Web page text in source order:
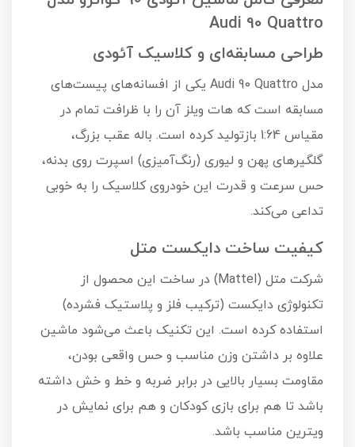
Audi 90 Quattro
طراحی مسابقه‌ای و کلاسیک آئودی
مدل Audi 90 Quattro یکی از افسانه‌های پیست‌های
مسابقه است که هات ویلز آن را با ظرافت تمام در
مقیاس 1:64 بازتولید کرده است. باله عقب بزرگ،
گلگیرهای پهن و لیوری (رنگ‌آمیزی) اسپرت روی بدنه،
حس سرعت و قدرت این خودروی کلاسیک را به خوبی
تداعی می‌کند.
کیفیت ساخت دایکست متل
شرکت متل (Mattel) در ساخت این محصول از
تکنولوژی دایکست (ترکیب فلز و پلاستیک فشرده)
استفاده کرده است. این تکنیک باعث می‌شود ماشین
علاوه بر داشتن وزن مناسب و حس واقعی بودن،
مقاومت بسیار بالایی در برابر ضربه و خط و خش داشته
باشد تا هم برای بازی کودکان و هم برای نمایش در
ویترین مناسب باشد.